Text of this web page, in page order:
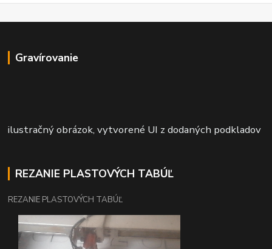
Gravírovanie
ilustračný obrázok, vytvorené UI z dodaných podkladov
REZANIE PLASTOVÝCH TABÚĽ
REZANIE PLASTOVÝCH TABÚĽ